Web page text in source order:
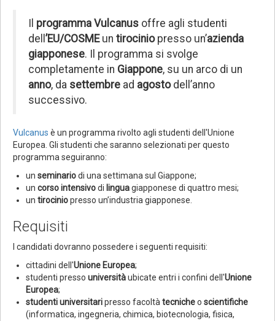
programma Vulcanus offre agli studenti
dell ’EU/COSMEun tirocinio presso un’azienda
giapponese. Il programma si svolge
completamente in Giappone, su un arco di un
anno, da settembre ad agosto dell’anno
successivo.
Vulcanus è un programma rivolto agli studenti dell'Unione
Europea. Gli studenti che saranno selezionati per questo
programma seguiranno:
un seminariodi una settimana sul Giappone;
un corso intensivodi linguagiapponese di quattro mesi;
un tirociniopresso un’industria giapponese.
Requisiti
I candidati dovranno possedere i seguenti requisiti:
cittadini dell'Unione Europea;
studenti presso universitàubicate entri i confini dell'Unione
Europea;
studenti universitaripresso facoltà tecnicheo scientifiche
(informatica, ingegneria, chimica, biotecnologia, fisica,